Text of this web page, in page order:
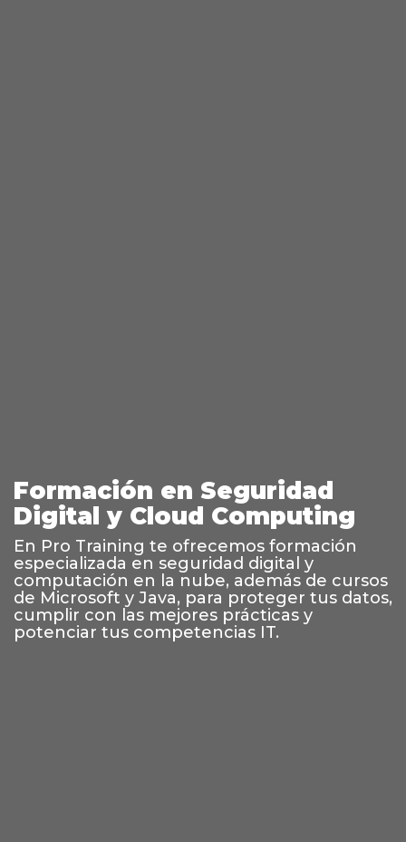
Formación en Seguridad
Digital y Cloud Computing
En Pro Training te ofrecemos formación
especializada en seguridad digital y
computación en la nube, además de cursos
de Microsoft y Java, para proteger tus datos,
cumplir con las mejores prácticas y
potenciar tus competencias IT.